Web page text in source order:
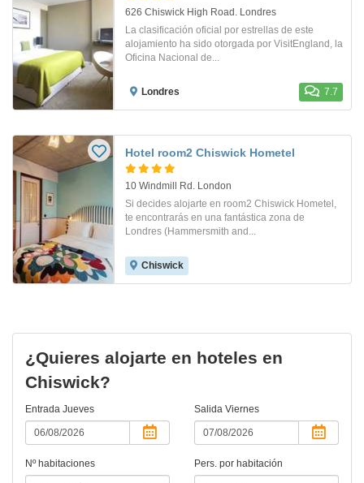
626 Chiswick High Road. Londres
La clasificación oficial por estrellas de este
alojamiento ha sido otorgada por VisitEngland, la
Oficina Nacional de...
Londres 7.7
Hotel room2 Chiswick Hometel
10 Windmill Rd. London
Si decides alojarte en room2 Chiswick Hometel,
te encontrarás en una fantástica zona de
Londres (Hammersmith and...
Chiswick
¿Quieres alojarte en hoteles en
Chiswick?
Entrada Jueves Salida Viernes
Nº habitaciones Pers. por habitación